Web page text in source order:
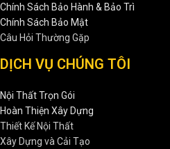
Chính Sách Bảo Hành & Bảo Trì
Chính Sách Bảo Mật
Câu Hỏi Thường Gặp
DỊCH VỤ CHÚNG TÔI
Nội Thất Trọn Gói
Hoàn Thiện Xây Dựng
Thiết Kế Nội Thất
Xây Dựng và Cải Tạo